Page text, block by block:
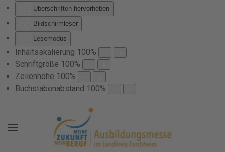
Überschriften hervorheben
Bildschirmleser
Lesemodus
Inhaltsskalierung 100%
Schriftgröße 100%
Zeilenhöhe 100%
Buchstabenabstand 100%